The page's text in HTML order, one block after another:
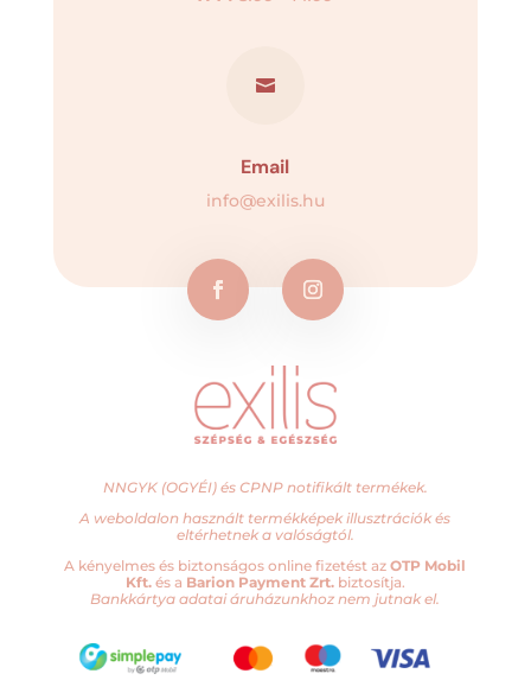

Email
info@exilis.hu
NNGYK (OGYÉI) és CPNP notifikált termékek.
A weboldalon használt termékképek illusztrációk és
eltérhetnek a valóságtól.
A kényelmes és biztonságos online fizetést azOTP Mobil
Kft.és a Barion Payment Zrt.biztosítja.
Bankkártya adatai áruházunkhoz nem jutnak el.